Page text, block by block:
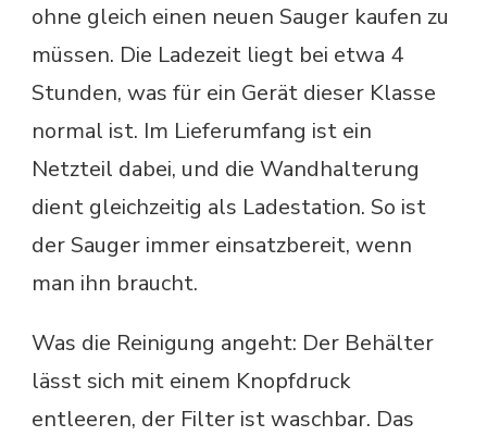
ohne gleich einen neuen Sauger kaufen zu
müssen. Die Ladezeit liegt bei etwa 4
Stunden, was für ein Gerät dieser Klasse
normal ist. Im Lieferumfang ist ein
Netzteil dabei, und die Wandhalterung
dient gleichzeitig als Ladestation. So ist
der Sauger immer einsatzbereit, wenn
man ihn braucht.
Was die Reinigung angeht: Der Behälter
lässt sich mit einem Knopfdruck
entleeren, der Filter ist waschbar. Das